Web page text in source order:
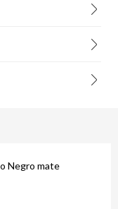
Negro mate